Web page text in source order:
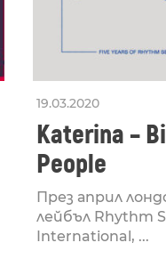
19.03.2020
Katerina –
People
През април
лейбъл Rhythm
International, ...